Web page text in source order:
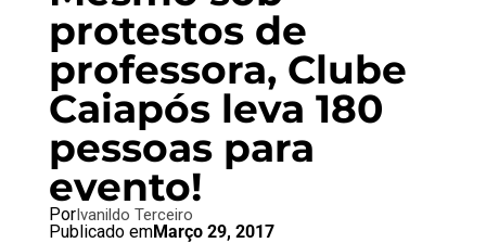
protestos de
professora, Clube
Caiapós leva 180
pessoas para
evento!
PorIvanildo Terceiro
Publicado emMarço 29, 2017